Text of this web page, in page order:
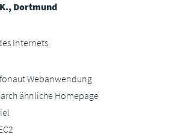
Dortmund
Internets
Webanwendung
ähnliche Homepage